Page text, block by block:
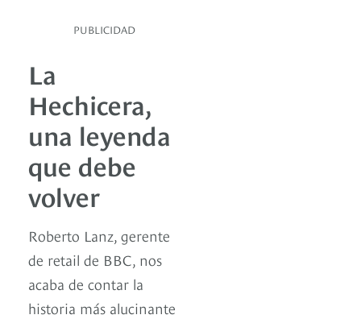
PUBLICIDAD
La
Hechicera,
una leyenda
que debe
volver
Roberto Lanz, gerente
de retail de BBC, nos
acaba de contar la
historia más alucinante